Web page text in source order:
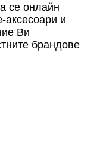
се онлайн
и
Ви
брандове